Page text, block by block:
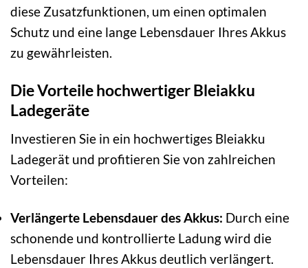
diese Zusatzfunktionen, um einen optimalen
Schutz und eine lange Lebensdauer Ihres Akkus
zu gewährleisten.
Die Vorteile hochwertiger Bleiakku
Ladegeräte
Investieren Sie in ein hochwertiges Bleiakku
Ladegerät und profitieren Sie von zahlreichen
Vorteilen:
Verlängerte Lebensdauer des Akkus: Durch eine
schonende und kontrollierte Ladung wird die
Lebensdauer Ihres Akkus deutlich verlängert.